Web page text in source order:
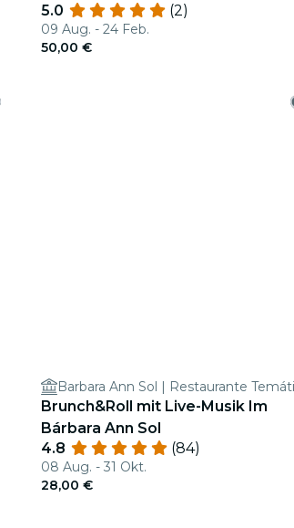
5.0
(2)
09 Aug. - 24 Feb.
50,00 €
Brunch&Roll mit Live-Musik Im
Bárbara Ann Sol
4.8
(84)
08 Aug. - 31 Okt.
28,00 €